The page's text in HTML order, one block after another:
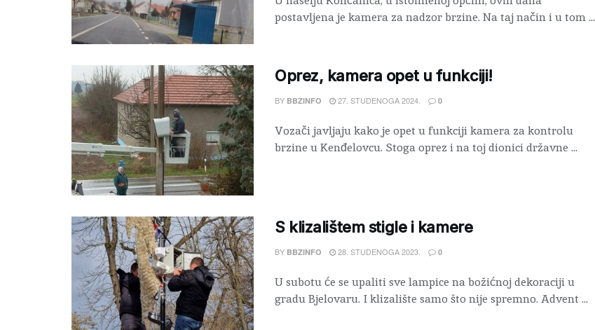
postavljena je kamera za nadzor brzine. Na taj način i u tom ...
Oprez, kamera opet u funkciji!
BY BBZINFO 27. STUDENOGA 2024. 0
Vozači javljaju kako je opet u funkciji kamera za kontrolu
brzine u Kenđelovcu. Stoga oprez i na toj dionici državne ...
S klizalištem stigle i kamere
BY BBZINFO 28. STUDENOGA 2023. 0
U subotu će se upaliti sve lampice na božićnoj dekoraciji u
gradu Bjelovaru. I klizalište samo što nije spremno. Advent ...